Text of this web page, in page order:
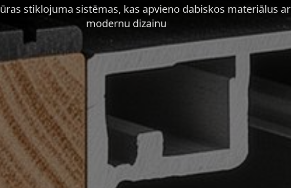
stiklojuma sistēmas, kas apvieno dabiskos materiālus ar
modernu dizainu